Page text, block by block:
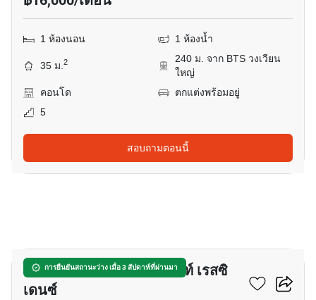
1 ห้องนอน 1 ห้องน้ำ
35 ม.2
240 ม. จาก BTS วงเวียน
ใหญ่
คอนโด
ตกแต่งพร้อมอยู่
5
สอบถามตอนนี้
การยืนยันสถานะว่าง เมื่อ 3 สัปดาห์ที่ผ่านมา
แมกโนเลียส์ วอเตอร์ฟรอนท์ เรสซิ
เดนซ์